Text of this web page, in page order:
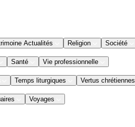
Actualités Religion Société
Santé Vie professionnelle
Temps liturgiques Vertus chrétiennes
Voyages